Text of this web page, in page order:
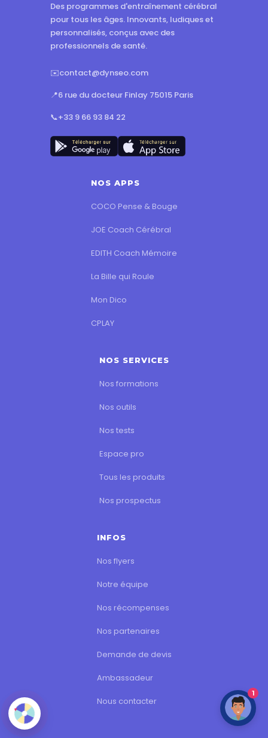
Des programmes d'entraînement cérébral
pour tous les âges. Innovants, ludiques et
personnalisés, conçus avec des
professionnels de santé.
✉️contact@dynseo.com
📍6 rue du docteur Finlay 75015 Paris
📞+33 9 66 93 84 22
NOS APPS
COCO Pense & Bouge
JOE Coach Cérébral
EDITH Coach Mémoire
La Bille qui Roule
Mon Dico
CPLAY
NOS SERVICES
Nos formations
Nos outils
Nos tests
Espace pro
Tous les produits
Nos prospectus
INFOS
Nos flyers
Notre équipe
Nos récompenses
Nos partenaires
Demande de devis
Ambassadeur
Nous contacter
1